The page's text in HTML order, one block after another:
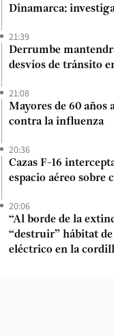
Dinamarca:
21:39
Derrumbe
desvíos de tránsito
21:08
Mayores de 60 años
contra la influenza
20:36
Cazas F-16
espacio aéreo sobre
20:06
“Al borde de la
“destruir” hábitat
eléctrico en la